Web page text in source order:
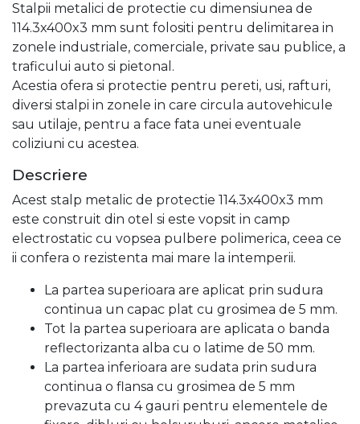
Stalpii metalici de protectie cu dimensiunea de
114.3x400x3 mm sunt folositi pentru delimitarea in
zonele industriale, comerciale, private sau publice, a
traficului auto si pietonal.
Acestia ofera si protectie pentru pereti, usi, rafturi,
diversi stalpi in zonele in care circula autovehicule
sau utilaje, pentru a face fata unei eventuale
coliziuni cu acestea.
Descriere
Acest stalp metalic de protectie 114.3x400x3 mm
este construit din otel si este vopsit in camp
electrostatic cu vopsea pulbere polimerica, ceea ce
ii confera o rezistenta mai mare la intemperii.
La partea superioara are aplicat prin sudura
continua un capac plat cu grosimea de 5 mm.
Tot la partea superioara are aplicata o banda
reflectorizanta alba cu o latime de 50 mm.
La partea inferioara are sudata prin sudura
continua o flansa cu grosimea de 5 mm
prevazuta cu 4 gauri pentru elementele de